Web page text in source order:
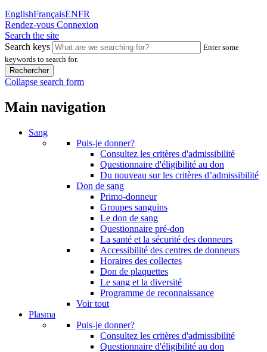
EnglishFrançaisENFR
Rendez-vous Connexion
Search the site
Search keys
Enter some
keywords to search for.
Collapse search form
Main navigation
Sang
Puis-je donner?
Consultez les critères d'admissibilité
Questionnaire d'éligibilité au don
Du nouveau sur les critères d’admissibilité
Don de sang
Primo-donneur
Groupes sanguins
Le don de sang
Questionnaire pré-don
La santé et la sécurité des donneurs
Accessibilité des centres de donneurs
Horaires des collectes
Don de plaquettes
Le sang et la diversité
Programme de reconnaissance
Voir tout
Plasma
Puis-je donner?
Consultez les critères d'admissibilité
Questionnaire d'éligibilité au don